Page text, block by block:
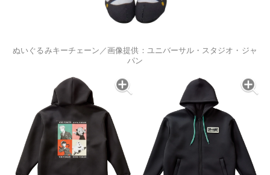
ぬいぐるみキーチェーン／画像提供：ユニバーサル・スタジオ・ジャ
パン